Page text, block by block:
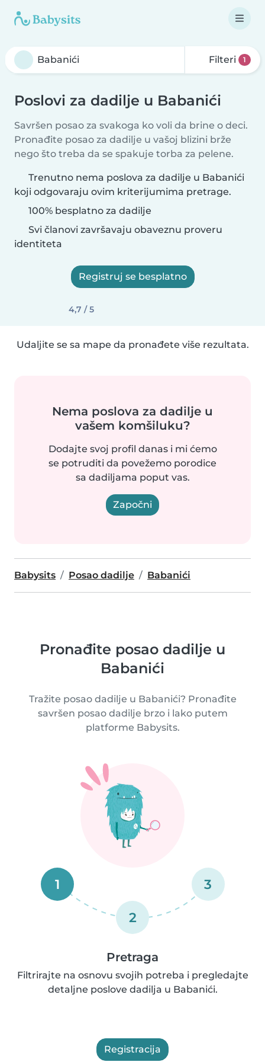
Filteri 1
Poslovi za dadilje u Babanići
Savršen posao za svakoga ko voli da brine o deci.
Pronađite posao za dadilje u vašoj blizini brže
nego što treba da se spakuje torba za pelene.
Trenutno nema poslova za dadilje u Babanići
koji odgovaraju ovim kriterijumima pretrage.
100% besplatno za dadilje
Svi članovi završavaju obaveznu proveru
identiteta
Registruj se besplatno
4,7 / 5
Udaljite se sa mape da pronađete više rezultata.
Nema poslova za dadilje u
vašem komšiluku?
Dodajte svoj profil danas i mi ćemo
se potruditi da povežemo porodice
sa dadiljama poput vas.
Započni
Babysits Posao dadilje Babanići
Pronađite posao dadilje u
Babanići
Tražite posao dadilje u Babanići? Pronađite
savršen posao dadilje brzo i lako putem
platforme Babysits.
1
2
3
Pretraga
Filtrirajte na osnovu svojih potreba i pregledajte
detaljne poslove dadilja u Babanići.
Registracija